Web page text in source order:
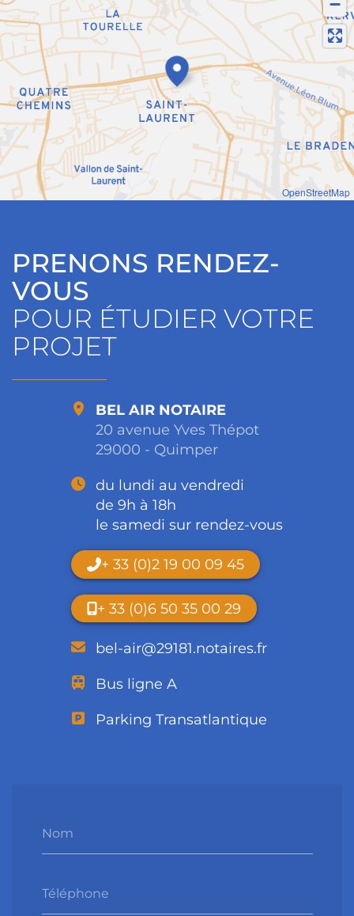
OpenStreetMap
PRENONS RENDEZ-
VOUS
POUR ÉTUDIER VOTRE
PROJET
Nom
Téléphone
BEL AIR NOTAIRE
20 avenue Yves Thépot
29000 - Quimper
du lundi au vendredi
de 9h à 18h
le samedi sur rendez-vous
+ 33 (0)2 19 00 09 45
+ 33 (0)6 50 35 00 29
bel-air@29181.notaires.fr
Bus ligne A
Parking Transatlantique